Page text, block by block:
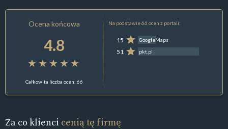
Ocena końcowa
4.8
Całkowita liczba ocen: 66
Na podstawie 66 ocen z portali:
15 GoogleMaps
51 pkt.pl
Za co klienci cenią tę firmę